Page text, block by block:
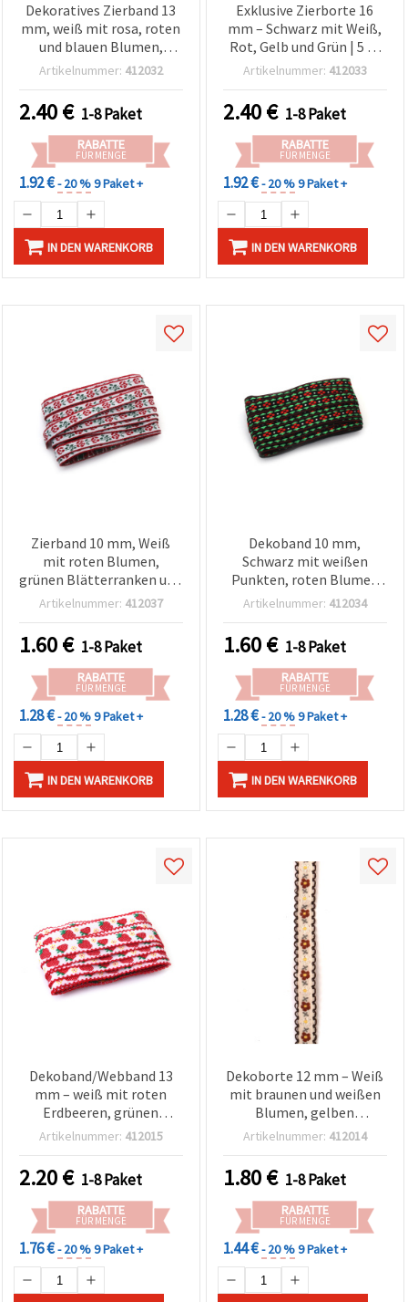
Dekoratives Zierband 13
mm, weiß mit rosa, roten
und blauen Blumen,
grünen Blattzweigen und
Artikelnummer: 412032
2.40€ 1-8 Paket
RABATTE
FÜR MENGE
1.92 €- 20 %9 Paket +
IN DEN WARENKORB
Exklusive Zierborte 16
mm – Schwarz mit Weiß,
Rot, Gelb und Grün | 5 m
Premium-Rolle für
Nähprojekte
Artikelnummer: 412033
2.40€ 1-8 Paket
RABATTE
FÜR MENGE
1.92 €- 20 %9 Paket +
IN DEN WARENKORB
Zierband 10 mm, Weiß
mit roten Blumen,
grünen Blätterranken und
rotem Rand - 5 m
Artikelnummer: 412037
1.60€ 1-8 Paket
RABATTE
FÜR MENGE
1.28 €- 20 %9 Paket +
IN DEN WARENKORB
Dekoband 10 mm,
Schwarz mit weißen
Punkten, roten Blumen
und grünen Dreiecken – 5
Artikelnummer: 412034
1.60€ 1-8 Paket
RABATTE
FÜR MENGE
1.28 €- 20 %9 Paket +
IN DEN WARENKORB
Dekoband/Webband 13
mm – weiß mit roten
Erdbeeren, grünen
Stängeln, gelben Blüten
Artikelnummer: 412015
2.20€ 1-8 Paket
RABATTE
FÜR MENGE
1.76 €- 20 %9 Paket +
Dekoborte 12 mm – Weiß
mit braunen und weißen
Blumen, gelben
Staubgefäßen, grauen
Einfassung – 5 m
Artikelnummer: 412014
1.80€ 1-8 Paket
RABATTE
FÜR MENGE
1.44 €- 20 %9 Paket +